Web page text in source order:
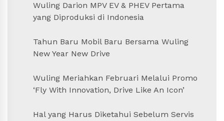
Wuling Darion MPV EV & PHEV Pertama
yang Diproduksi di Indonesia
Tahun Baru Mobil Baru Bersama Wuling
New Year New Drive
Wuling Meriahkan Februari Melalui Promo
‘Fly With Innovation, Drive Like An Icon’
Hal yang Harus Diketahui Sebelum Servis